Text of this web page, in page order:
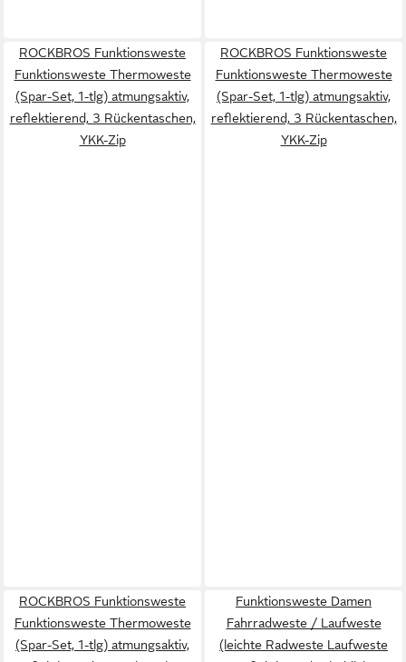
ROCKBROS Funktionsweste
Funktionsweste Thermoweste
(Spar-Set, 1-tlg) atmungsaktiv,
reflektierend, 3 Rückentaschen,
YKK-Zip
ROCKBROS Funktionsweste
Funktionsweste Thermoweste
(Spar-Set, 1-tlg) atmungsaktiv,
reflektierend, 3 Rückentaschen,
YKK-Zip
ROCKBROS Funktionsweste
Funktionsweste Thermoweste
(Spar-Set, 1-tlg) atmungsaktiv,
Funktionsweste Damen
Fahrradweste / Laufweste
(leichte Radweste Laufweste